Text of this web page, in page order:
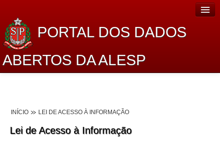
PORTAL DOS DADOS
ABERTOS DA ALESP
Lei de Acesso à Informação
INÍCIO LEI DE ACESSO À INFORMAÇÃO
Lei de Acesso à Informação